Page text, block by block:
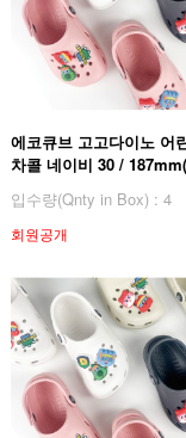
에코큐브 고고다이노 어
차콜 네이비 30 /
입수량(Qnty in Box) : 4
회원공개